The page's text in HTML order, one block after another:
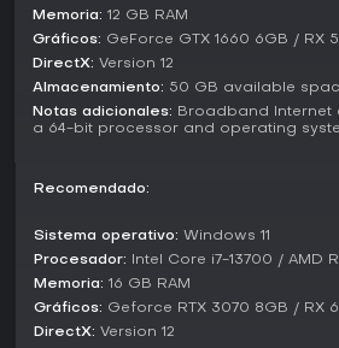
Estado actual y actualizaciones
A marzo de 2026, Subnautica 2 sigue
con Early Access programado para
desarrollo planea lanzar
nuevos biomas, criaturas, objetos
formas de vida, funciones iniciales de
problemas de rendimiento.
El estudio estima un período de Early
estilo de sus proyectos anteriores,
Memoria: 12 GB RAM
Gráficos: GeForce GTX 1660 6GB / RX
DirectX: Version 12
Almacenamiento: 50 GB available
Notas adicionales: Broadband Internet
a 64-bit processor and operating
Recomendado:
Sistema operativo: Windows 11
Procesador: Intel Core i7-13700 / AMD
Memoria: 16 GB RAM
Gráficos: Geforce RTX 3070 8GB / RX
DirectX: Version 12